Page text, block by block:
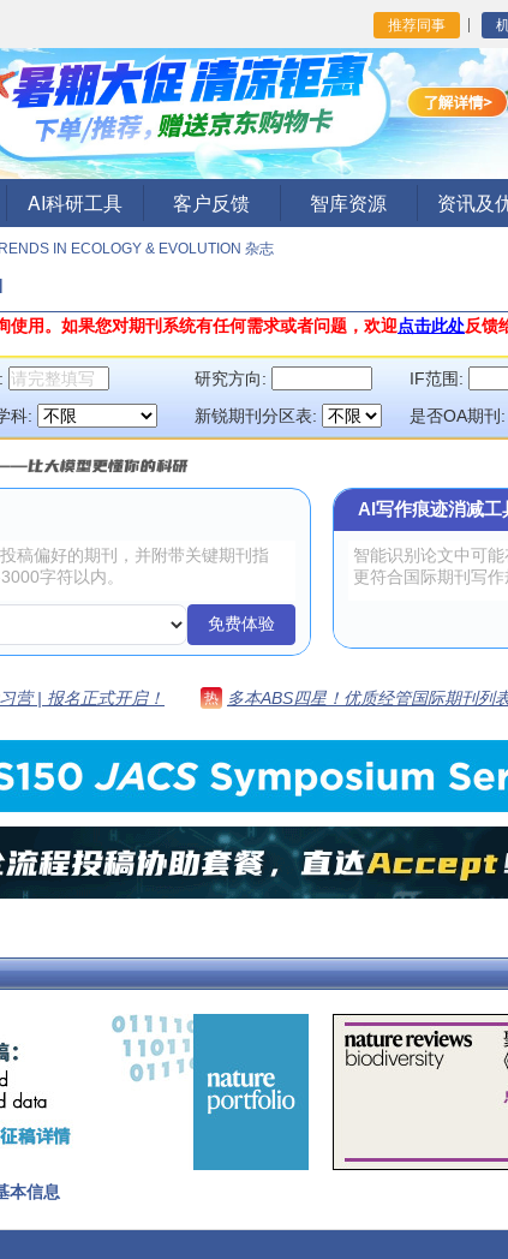
推荐同事
AI科研工具 客户反馈 智库资源 资讯及
IN ECOLOGY & EVOLUTION 杂志
用。 如果您对期刊系统有任何需求或者问题，欢迎点击此处反馈
研究方向: IF范围:
科: 新锐期刊分区表: 是否OA期刊:
免费体验
AI写作痕迹消减工
营 | 报名正式开启！ 热 多本ABS四星！优质经管国际期刊列
本信息